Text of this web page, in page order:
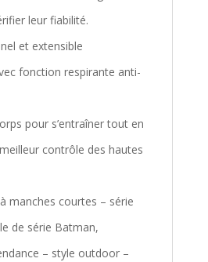
leur fiabilité.
et extensible
fonction respirante anti-
pour s’entraîner tout en
contrôle des hautes
manches courtes – série
de série Batman,
– style outdoor –